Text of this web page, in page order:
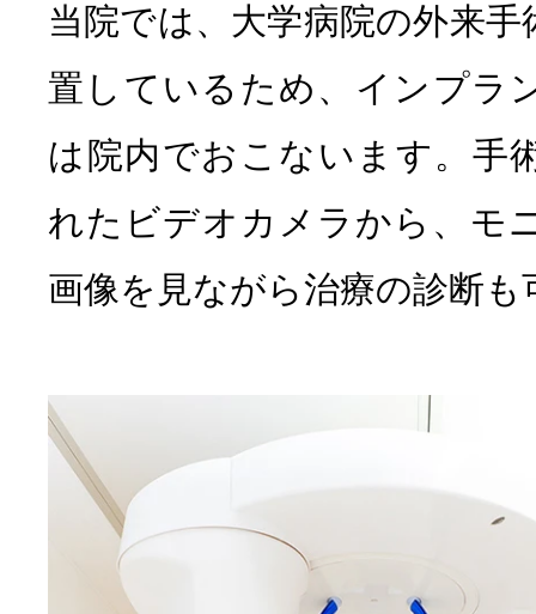
当院では、大学病院の外来
置しているため、インプラ
は院内でおこないます。手
れたビデオカメラから、モ
画像を見ながら治療の診断も